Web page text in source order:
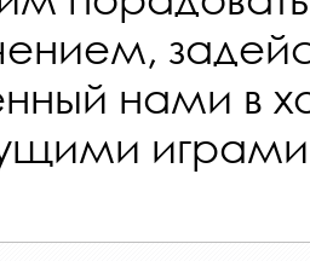
нами в